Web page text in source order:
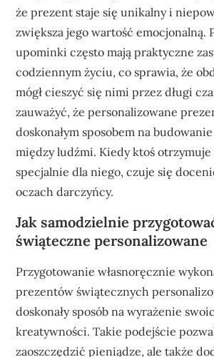
że prezent staje się unikalny i
zwiększa jego wartość emocjonalną.
upominki często mają praktyczne
codziennym życiu, co sprawia, że
mógł cieszyć się nimi przez długi
zauważyć, że personalizowane
doskonałym sposobem na
między ludźmi. Kiedy ktoś
specjalnie dla niego, czuje się
oczach darczyńcy.
Jak samodzielnie
świąteczne personalizowane
Przygotowanie własnoręcznie
prezentów świątecznych
doskonały sposób na wyrażenie
kreatywności. Takie podejście
zaoszczędzić pieniądze, ale także